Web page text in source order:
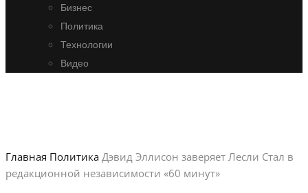
Бизнес
Политика
Технологии
Видео
Главная Политика Дэвид Эллисон заверяет Лесли Стал в
редакционной независимости «60 минут»